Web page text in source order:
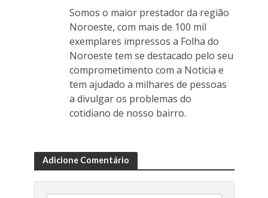
Somos o maior prestador da região
Noroeste, com mais de 100 mil
exemplares impressos a Folha do
Noroeste tem se destacado pelo seu
comprometimento com a Noticia e
tem ajudado a milhares de pessoas
a divulgar os problemas do
cotidiano de nosso bairro.
Adicione Comentário